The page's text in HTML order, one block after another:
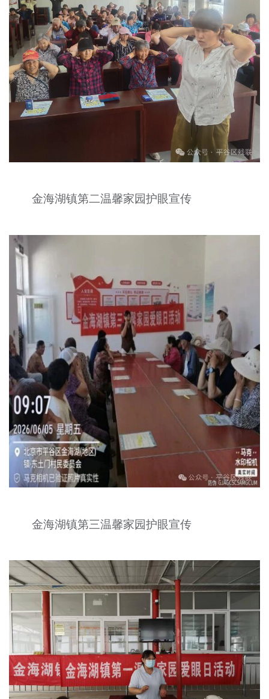
金海湖镇第二温馨家园护眼宣传
金海湖镇第三温馨家园护眼宣传